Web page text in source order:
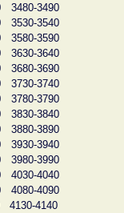
3480-3490
3530-3540
3580-3590
3630-3640
3680-3690
3730-3740
3780-3790
3830-3840
3880-3890
3930-3940
3980-3990
4030-4040
4080-4090
4130-4140